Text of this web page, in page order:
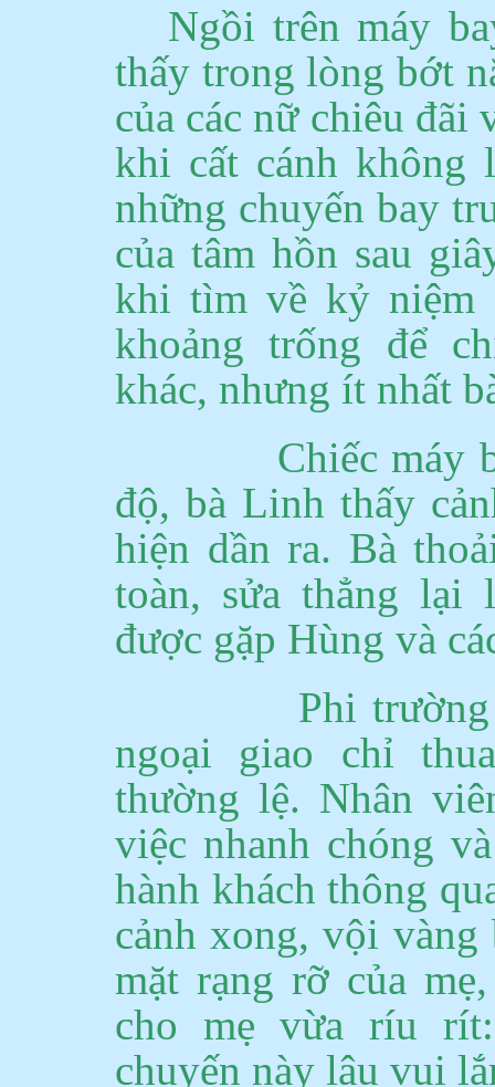
Ngồi trên máy
thấy trong lòng bớt
của các nữ chiêu đãi
khi cất cánh không
những chuyến bay
của tâm hồn sau
khi tìm về kỷ
khoảng trống để
khác, nhưng ít nhất
Chiếc máy
độ, bà Linh thấy
hiện dần ra. Bà
toàn, sửa thẳng lại
được gặp Hùng và
Phi
ngoại giao chỉ
thường lệ. Nhân
việc nhanh chóng
hành khách thông
cảnh xong, vội vàng
mặt rạng rỡ của
cho mẹ vừa ríu
chuyến này lâu vui